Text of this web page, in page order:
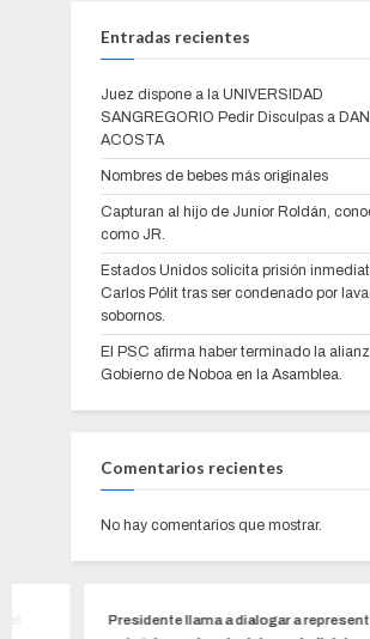
Entradas recientes
Juez dispone a la UNIVERSIDAD
SANGREGORIO Pedir Disculpas a
ACOSTA
Nombres de bebes más originales
Capturan al hijo de Junior Roldán,
como JR.
Estados Unidos solicita prisión
Carlos Pólit tras ser condenado por
sobornos.
El PSC afirma haber terminado la
Gobierno de Noboa en la Asamblea.
Comentarios recientes
No hay comentarios que mostrar.
Presidente llama a dialogar a representantes